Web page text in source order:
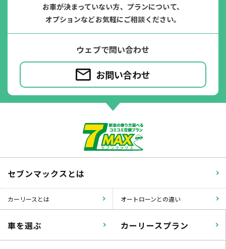
お車が決まっていない方、プランについて、
オプションなどお気軽にご相談ください。
ウェブで問い合わせ
お問い合わせ
セブンマックスとは
カーリースとは オートローンとの違い
車を選ぶ カーリースプラン